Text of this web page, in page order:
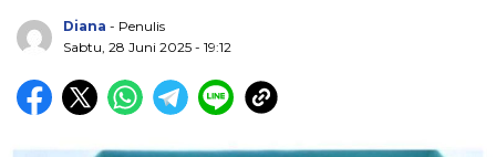
Diana - Penulis
Sabtu, 28 Juni 2025 - 19:12